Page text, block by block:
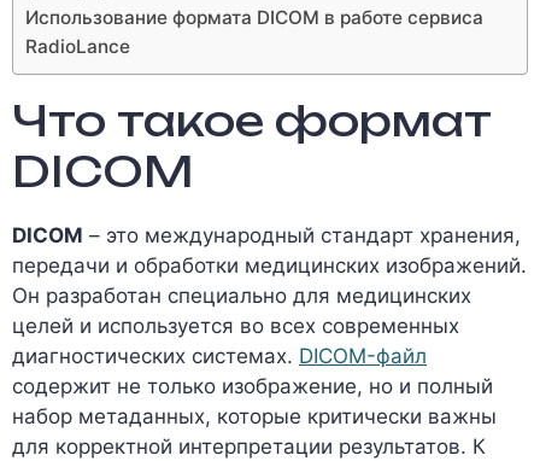
Использование формата DICOM в работе сервиса
RadioLance
Что такое формат
DICOM
DICOM – это международный стандарт хранения,
передачи и обработки медицинских изображений.
Он разработан специально для медицинских
целей и используется во всех современных
диагностических системах. DICOM-файл
содержит не только изображение, но и полный
набор метаданных, которые критически важны
для корректной интерпретации результатов. К